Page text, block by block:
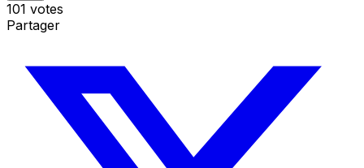
101 votes
Partager